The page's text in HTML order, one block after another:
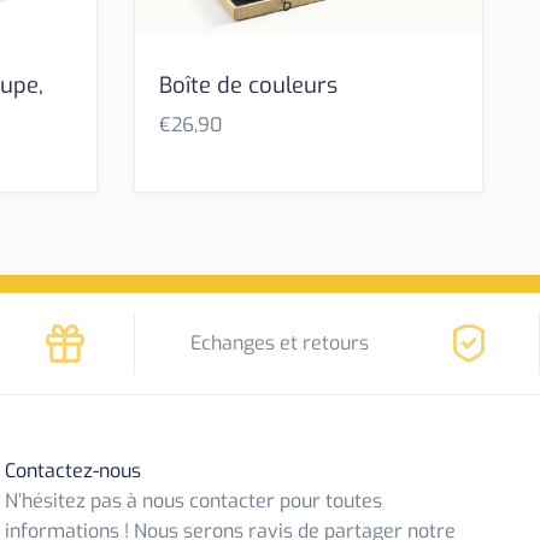
Boîte de couleurs
€26,90
Echanges et retours
Contactez-nous
N’hésitez pas à nous contacter pour toutes
informations ! Nous serons ravis de partager notre